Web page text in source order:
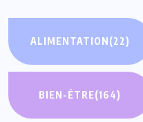
ALIMENTATION(22)
BIEN-ÊTRE(164)